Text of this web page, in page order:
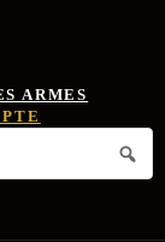
ARMES